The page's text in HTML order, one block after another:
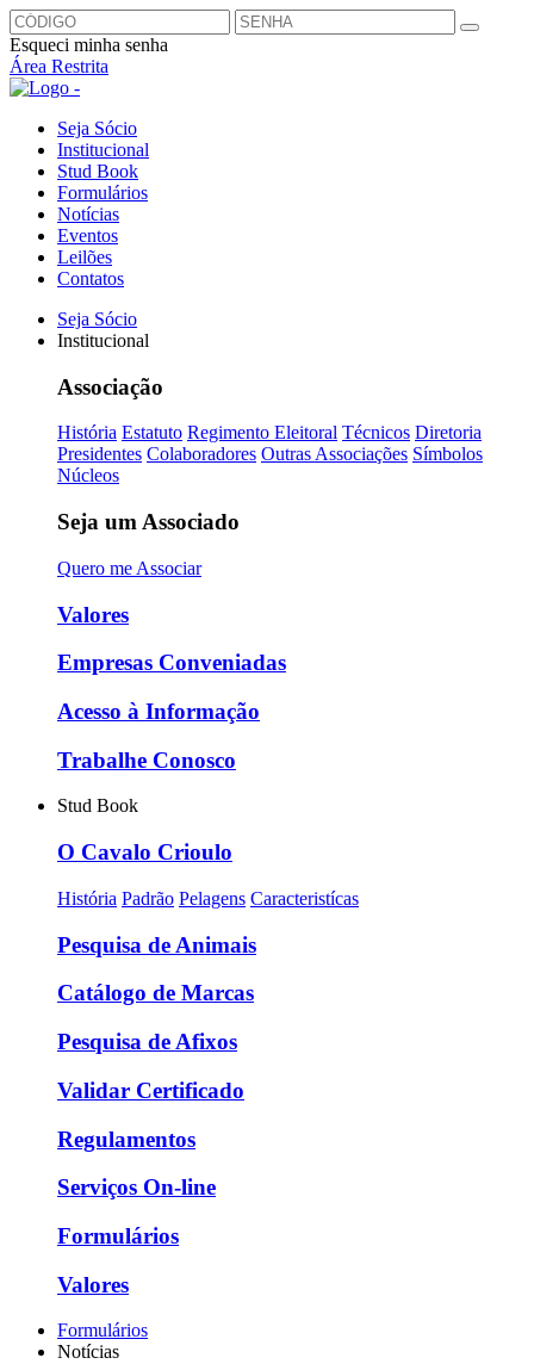
Esqueci minha senha
Área Restrita
Seja Sócio
Institucional
Stud Book
Formulários
Notícias
Eventos
Leilões
Contatos
Seja Sócio
Institucional
Associação
História Estatuto Regimento Eleitoral Técnicos Diretoria
Presidentes Colaboradores Outras Associações Símbolos
Núcleos
Seja um Associado
Quero me Associar
Valores
Empresas Conveniadas
Acesso à Informação
Trabalhe Conosco
Stud Book
O Cavalo Crioulo
História Padrão Pelagens Caracteristícas
Pesquisa de Animais
Catálogo de Marcas
Pesquisa de Afixos
Validar Certificado
Regulamentos
Serviços On-line
Formulários
Valores
Formulários
Notícias